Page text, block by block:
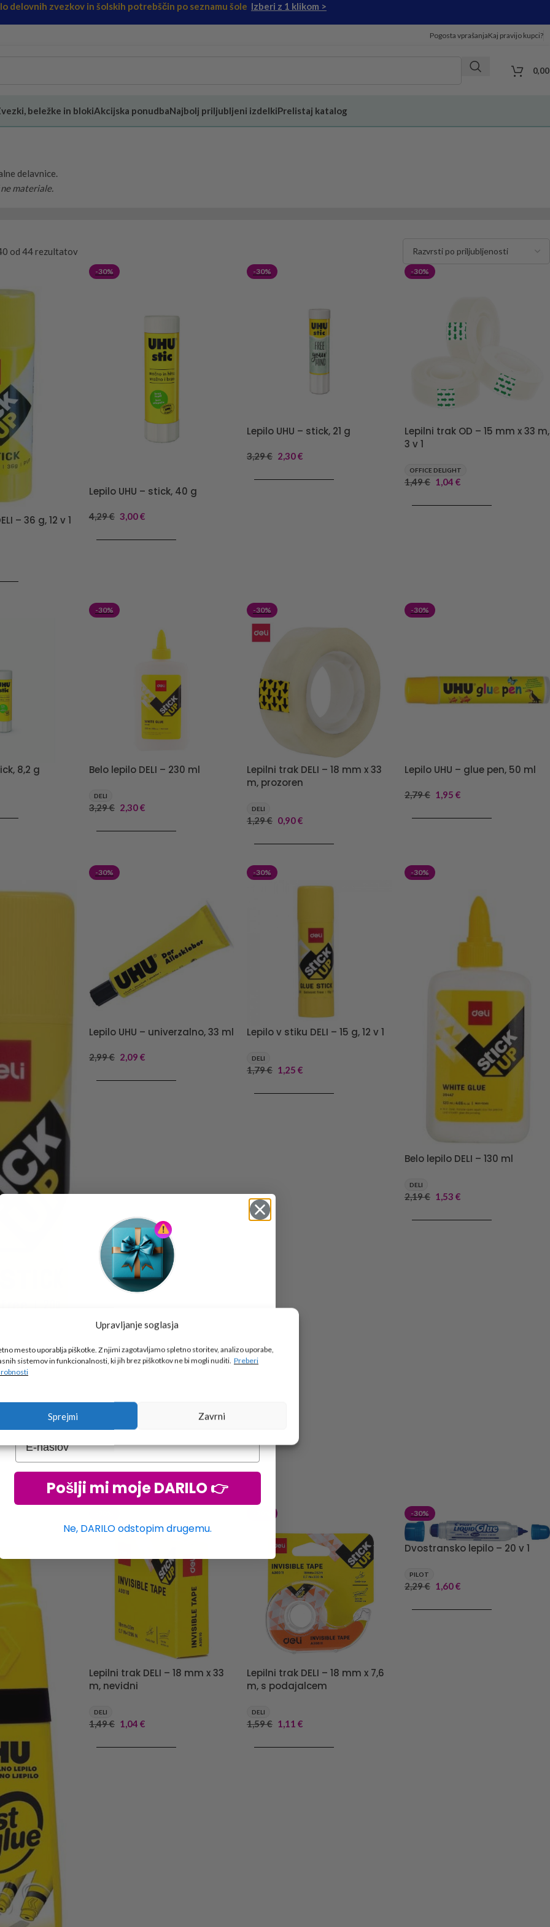
Upravljanje soglasja
mesto uporablja piškotke. Z njimi zagotavljamo spletno storitev, analizo uporabe,
sistemov in funkcionalnosti, ki jih brez piškotkov ne bi mogli nuditi. Preberi
Sprejmi Zavrni
delovnih zvezkov in šolskih potrebščin po seznamu šole Izberi z 1 klikom >
Pogosta vprašanjaKaj pravijo kupci?
beležke in blokiAkcijska ponudbaNajbolj priljubljeni izdelkiPrelistaj katalog
delavnice.
materiale.
od 44 rezultatov
– 36 g, 12 v 1
-30%
Lepilo UHU – stick, 40 g
4,29€ 3,00€
-30%
Lepilo UHU – stick, 21 g
3,29€ 2,30€
-30%
Lepilni trak OD – 15 mm x 33 m,
3 v 1
OFFICE DELIGHT
1,49€ 1,04 €
8,2 g
-30%
Belo lepilo DELI – 230 ml
DELI
3,29€ 2,30€
-30%
Lepilni trak DELI – 18 mm x 33
m, prozoren
DELI
1,29€ 0,90€
-30%
Lepilo UHU – glue pen, 50 ml
2,79€ 1,95 €
– 20 g, 12 v 1
-30%
Lepilo UHU – univerzalno, 33 ml
2,99€ 2,09 €
-30%
Lepilo v stiku DELI – 15 g, 12 v 1
DELI
1,79€ 1,25 €
-30%
Belo lepilo DELI – 130 ml
DELI
2,19€ 1,53 €
Lepilni trak DELI – 18 mm x 33
m, nevidni
DELI
1,49€ 1,04 €
Lepilni trak DELI – 18 mm x 7,6
m, s podajalcem
DELI
1,59€ 1,11 €
-30%
Dvostransko lepilo – 20 v 1
PILOT
2,29€ 1,60€
🎁 DARILO
Vpiši podatke za prejem darilain se pridruži
Pošlji mi moje DARILO 👉
Ne, DARILO odstopim drugemu.